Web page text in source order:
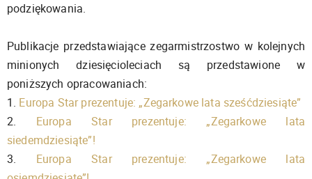
podziękowania.
Publikacje przedstawiające zegarmistrzostwo w kolejnych
minionych dziesięcioleciach są przedstawione w
poniższych opracowaniach:
1. Europa Star prezentuje: „Zegarkowe lata sześćdziesiąte”
2. Europa Star prezentuje: „Zegarkowe lata
siedemdziesiąte”!
3. Europa Star prezentuje: „Zegarkowe lata